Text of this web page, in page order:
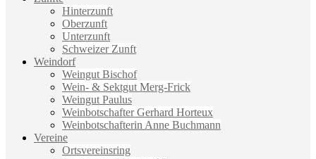
Hinterzunft
Oberzunft
Unterzunft
Schweizer Zunft
Weindorf
Weingut Bischof
Wein- & Sektgut Merg-Frick
Weingut Paulus
Weinbotschafter Gerhard Horteux
Weinbotschafterin Anne Buchmann
Vereine
Ortsvereinsring